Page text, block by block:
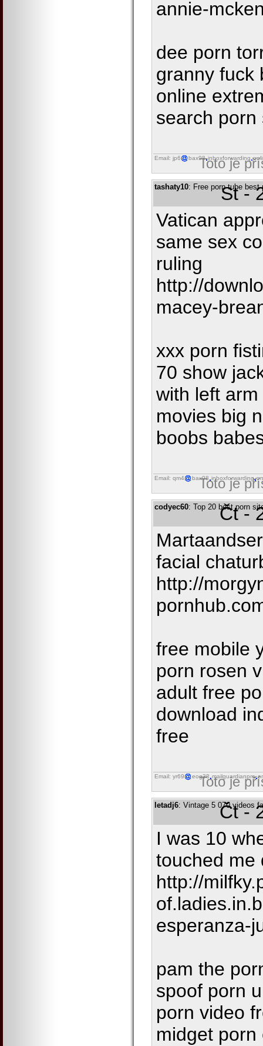
annie-
dee porn
granny fuck
online
search porn
Email: jp6 bax98 inboxforwarding
Toto je
tashaty10: Free porn tube best
St -
Vatican
same sex
ruling
http://
macey-
xxx porn
70 show
with left
movies big
boobs
Email: qm4 bax98 inboxforwarding
Toto je
codyec60: Top 20 best porn
Čt -
facial
http://
free mobile
porn rosen
adult free
download
free
Email: yr69 eog38 mailguardianpro
Toto je
letadj6: Vintage 5 070 videos
Čt -
I was 10
touched me
http://
esperanza-
pam the
spoof porn
porn video
midget